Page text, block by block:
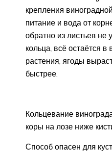
крепления
питание и вода от
обратно из листьев не
кольца, всё остаётся в
растения, ягоды
быстрее.
Кольцевание
коры на лозе ниже
Способ опасен для